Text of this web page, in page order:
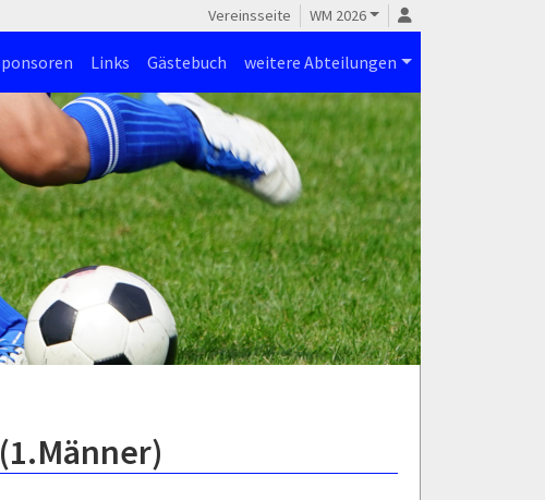
Vereinsseite WM 2026
Links Gästebuch weitere Abteilungen